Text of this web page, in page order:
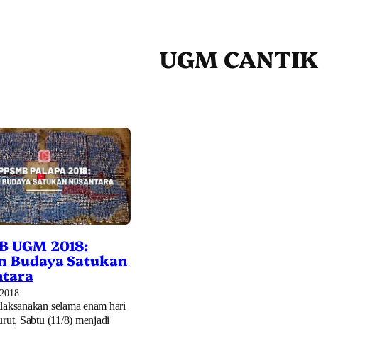
UGM CANTIK
UGM 2018:
Budaya Satukan
selama enam hari
Sabtu (11/8) menjadi